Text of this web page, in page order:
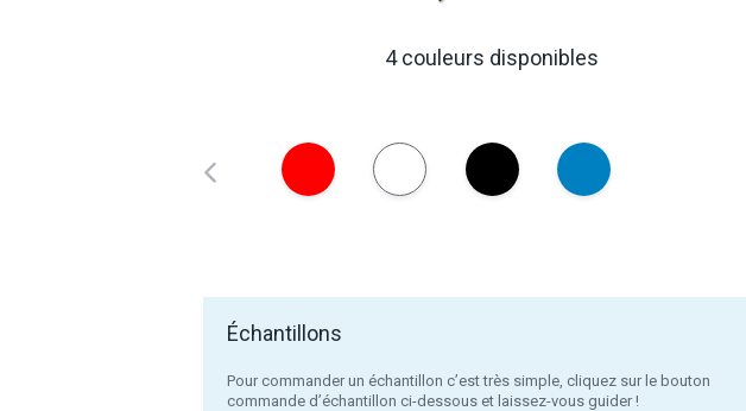
4 couleurs disponibles
Échantillons
Pour commander un échantillon c’est très simple, cliquez sur le bouton
commande d’échantillon ci-dessous et laissez-vous guider !